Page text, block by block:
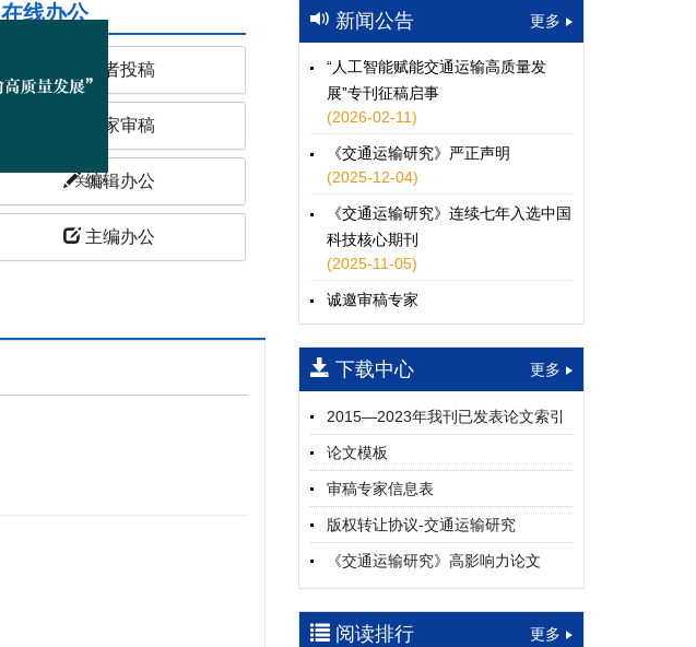
关闭×
在线办公
作者投稿
专家审稿
编辑办公
主编办公
新闻公告 更多
“人工智能赋能交通运输高质量发
展”专刊征稿启事
(2026-02-11)
《交通运输研究》严正声明
(2025-12-04)
《交通运输研究》连续七年入选中国
科技核心期刊
(2025-11-05)
诚邀审稿专家
(2024-04-25)
下载中心 更多
2015—2023年我刊已发表论文索引
论文模板
审稿专家信息表
版权转让协议-交通运输研究
《交通运输研究》高影响力论文
（2012—2022）
参考文献及常用法定计量单位样例
阅读排行 更多